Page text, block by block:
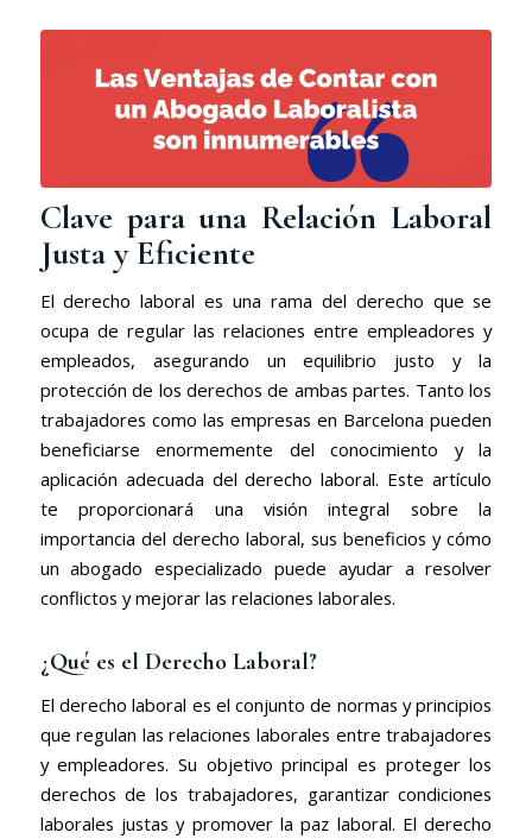
Clave para una Relación Laboral
Justa y Eficiente
El derecho laboral es una rama del derecho que se
ocupa de regular las relaciones entre empleadores y
empleados, asegurando un equilibrio justo y la
protección de los derechos de ambas partes. Tanto los
trabajadores como las empresas en Barcelona pueden
beneficiarse enormemente del conocimiento y la
aplicación adecuada del derecho laboral. Este artículo
te proporcionará una visión integral sobre la
importancia del derecho laboral, sus beneficios y cómo
un abogado especializado puede ayudar a resolver
conflictos y mejorar las relaciones laborales.
¿Qué es el Derecho Laboral?
El derecho laboral es el conjunto de normas y principios
que regulan las relaciones laborales entre trabajadores
y empleadores. Su objetivo principal es proteger los
derechos de los trabajadores, garantizar condiciones
laborales justas y promover la paz laboral. El derecho